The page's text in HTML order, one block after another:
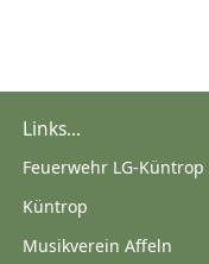
Links...
Feuerwehr LG-Küntrop
Küntrop
Musikverein Affeln